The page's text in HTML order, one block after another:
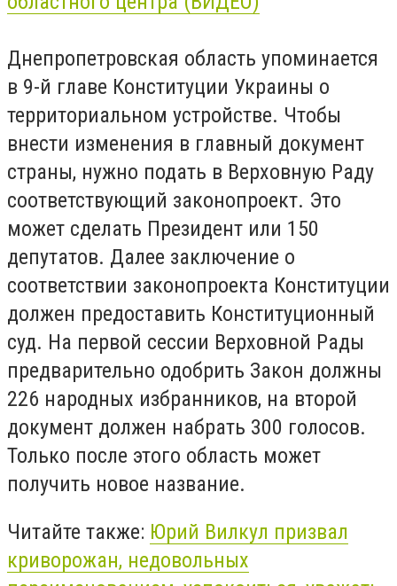
Днепропетровская область упоминается
в 9-й главе Конституции Украины о
территориальном устройстве. Чтобы
внести изменения в главный документ
страны, нужно подать в Верховную Раду
соответствующий законопроект. Это
может сделать Президент или 150
депутатов. Далее заключение о
соответствии законопроекта Конституции
должен предоставить Конституционный
суд. На первой сессии Верховной Рады
предварительно одобрить Закон должны
226 народных избранников, на второй
документ должен набрать 300 голосов.
Только после этого область может
получить новое название.
Читайте также: Юрий Вилкул призвал
криворожан, недовольных